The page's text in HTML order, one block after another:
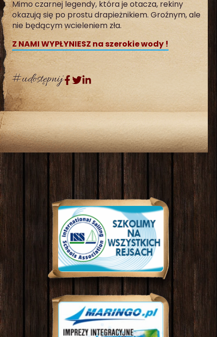
Mimo czarnej legendy, która je otacza, rekiny
okazują się po prostu drapieżnikiem. Groźnym, ale
nie będącym wcieleniem zła.
Z NAMI WYPŁYNIESZ na szerokie wody !
#udostępnij